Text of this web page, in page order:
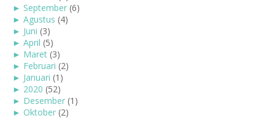
► September (6)
► Agustus (4)
► Juni (3)
► April (5)
► Maret (3)
► Februari (2)
► Januari (1)
► 2020 (52)
► Desember (1)
► Oktober (2)